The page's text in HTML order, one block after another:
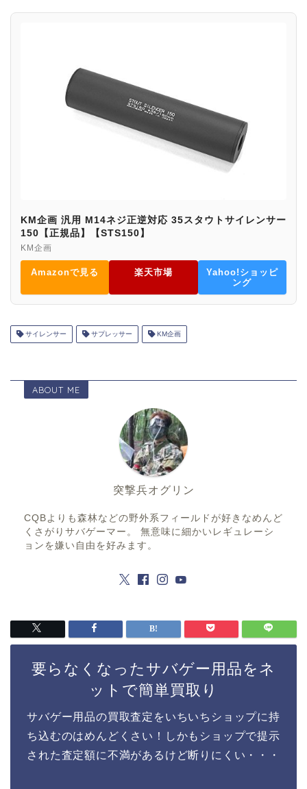
KM企画 汎用 M14ネジ正逆対応 35スタウトサイレンサー
150【正規品】【STS150】
KM企画
Amazonで見る 楽天市場
Yahoo!ショッピ
ング
サイレンサー サプレッサー KM企画
ABOUT ME
突撃兵オグリン
CQBよりも森林などの野外系フィールドが好きなめんど
くさがりサバゲーマー。 無意味に細かいレギュレーシ
ョンを嫌い自由を好みます。
要らなくなったサバゲー用品をネ
ットで簡単買取り
サバゲー用品の買取査定をいちいちショップに持
ち込むのはめんどくさい！しかもショップで提示
された査定額に不満があるけど断りにくい・・・